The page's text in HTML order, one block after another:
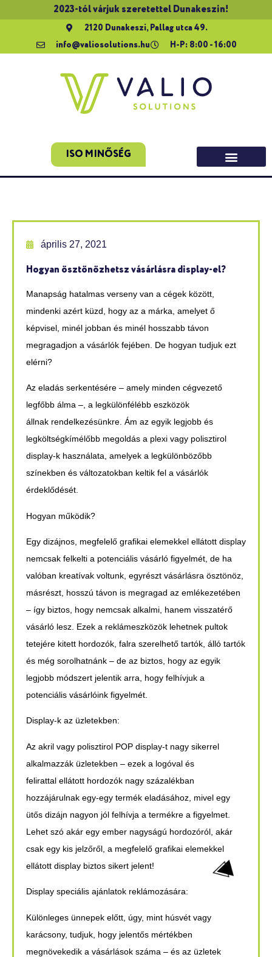
2023-tól várjuk szeretettel Dunakeszin!
2120 Dunakeszi, Pallag utca 49.
info@valiosolutions.hu
H-P: 8:00 - 16:00
ISO MINŐSÉG
április 27, 2021
Hogyan ösztönözhetsz vásárlásra display-el?
Manapság hatalmas verseny van a cégek között,
mindenki azért küzd, hogy az a márka, amelyet ő
képvisel, minél jobban és minél hosszabb távon
megragadjon a vásárlók fejében. De hogyan tudjuk ezt
elérni?
Az eladás serkentésére – amely minden cégvezető
legfőbb álma –, a legkülönfélébb eszközök
állnak rendelkezésünkre. Ám az egyik legjobb és
legköltségkímélőbb megoldás a plexi vagy polisztirol
display-k használata, amelyek a legkülönbözőbb
színekben és változatokban keltik fel a vásárlók
érdeklődését.
Hogyan működik?
Egy dizájnos, megfelelő grafikai elemekkel ellátott display
nemcsak felkelti a potenciális vásárló figyelmét, de ha
valóban kreatívak voltunk, egyrészt vásárlásra ösztönöz,
másrészt, hosszú távon is megragad az emlékezetében
– így biztos, hogy nemcsak alkalmi, hanem visszatérő
vásárló lesz. Ezek a reklámeszközök lehetnek pultok
tetejére kitett hordozók, falra szerelhető tartók, álló tartók
és még sorolhatnánk – de az biztos, hogy az egyik
legjobb módszert jelentik arra, hogy felhívjuk a
potenciális vásárlóink figyelmét.
Display-k az üzletekben:
Az akril vagy polisztirol POP display-t nagy sikerrel
alkalmazzák üzletekben – ezek a logóval és
felirattal ellátott hordozók nagy százalékban
hozzájárulnak egy-egy termék eladásához, mivel egy
ütős dizájn nagyon jól felhívja a termékre a figyelmet.
Lehet szó akár egy ember nagyságú hordozóról, akár
csak egy kis jelzőről, a megfelelő grafikai elemekkel
ellátott display biztos sikert jelent!
Display speciális ajánlatok reklámozására:
Különleges ünnepek előtt, úgy, mint húsvét vagy
karácsony, tudjuk, hogy jelentős mértékben
megnövekedik a vásárlások száma – és az üzletek